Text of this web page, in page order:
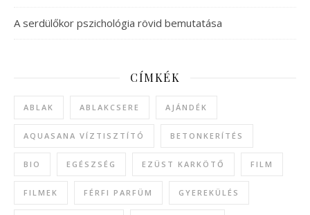
A serdülőkor pszichológia rövid bemutatása
CÍMKÉK
ABLAK ABLAKCSERE AJÁNDÉK
AQUASANA VÍZTISZTÍTÓ BETONKERÍTÉS
BIO EGÉSZSÉG EZÜST KARKÖTŐ FILM
FILMEK FÉRFI PARFÜM GYEREKÜLÉS